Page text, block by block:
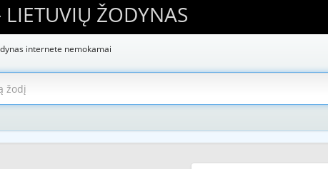
ŽODYNAS
internete nemokamai